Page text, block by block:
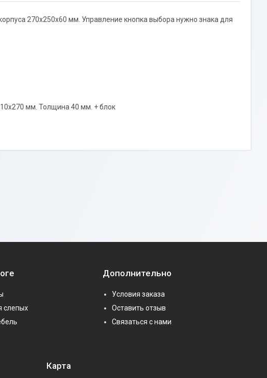
270х250х60 мм. Управление кнопка выбора нужно знака для
мм. Толщина 40 мм. + блок
слепых
Дополнительно
Условия заказа
Оставить отзыв
Связаться с нами
Карта